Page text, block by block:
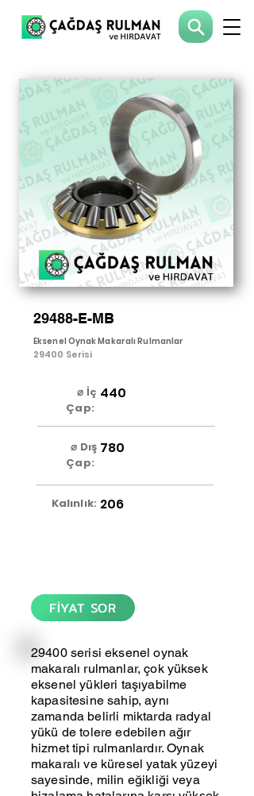
29488-E-MB
Eksenel Oynak Makaralı Rulmanlar
29400 Serisi
⌀ İç
Çap:
440
⌀ Dış
Çap:
780
Kalınlık: 206
FİYAT SOR
29400 serisi eksenel oynak
makaralı rulmanlar, çok yüksek
eksenel yükleri taşıyabilme
kapasitesine sahip, aynı
zamanda belirli miktarda radyal
yükü de tolere edebilen ağır
hizmet tipi rulmanlardır. Oynak
makaralı ve küresel yatak yüzeyi
sayesinde, milin eğikliği veya